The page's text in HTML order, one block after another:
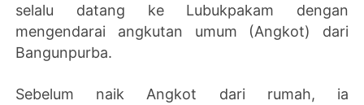
selalu datang ke Lubukpakam dengan
mengendarai angkutan umum (Angkot) dari
Bangunpurba.
Sebelum naik Angkot dari rumah, ia